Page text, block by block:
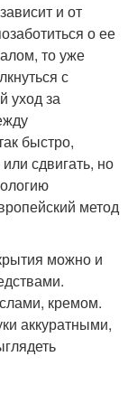
и от
о ее
то уже
с
уход за
быстро,
сдвигать, но
метод
можно и
кремом.
аккуратными,